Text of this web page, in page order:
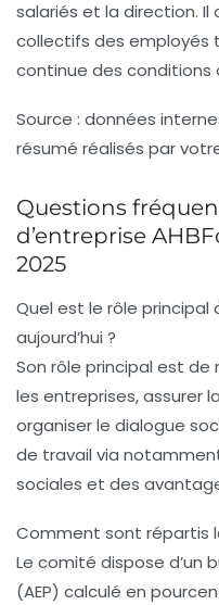
salariés et la direction.
collectifs des employés
continue des conditions
Source : données
résumé réalisés par
Questions
d’entreprise
2025
Quel est le rôle principal
aujourd’hui ?
Son rôle principal est de
les entreprises, assurer la
organiser le dialogue
de travail via
sociales et des
Comment sont répartis
Le comité dispose
(AEP) calculé en